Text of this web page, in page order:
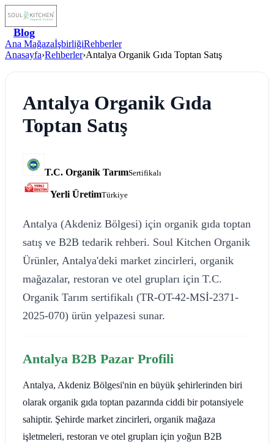
Blog
Ana MağazaİşbirliğiRehberler
Anasayfa›Rehberler›Antalya Organik Gıda Toptan Satış
Antalya Organik Gıda
Toptan Satış
T.C. Organik TarımSertifikalı
Yerli ÜretimTürkiye
Antalya (Akdeniz Bölgesi) için organik gıda toptan
satış ve B2B tedarik rehberi. Soul Kitchen Organik
Ürünler, Antalya'deki market zincirleri, organik
mağazalar, restoran ve otel grupları için T.C.
Organik Tarım sertifikalı (TR-OT-42-MSİ-2371-
2025-070) ürün yelpazesi sunar.
Antalya B2B Pazar Profili
Antalya, Akdeniz Bölgesi'nin en büyük şehirlerinden biri
olarak organik gıda toptan pazarında ciddi bir potansiyele
sahiptir. Şehirde market zincirleri, organik mağaza
işletmeleri, restoran ve otel grupları için yoğun B2B